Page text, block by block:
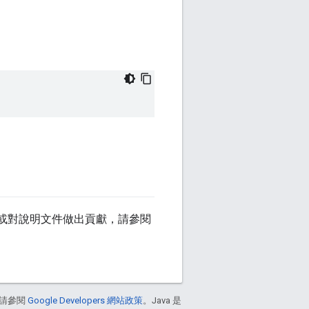
對說明文件做出貢獻，請參閱
參閱 Google Developers 網站政策。Java 是